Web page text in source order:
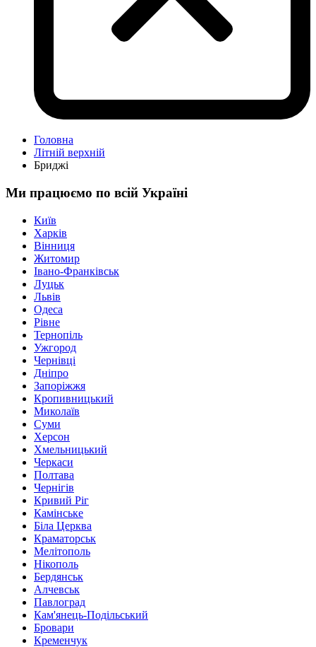
Головна
Літній верхній
Бриджі
Ми працюємо по всій Україні
Київ
Харків
Вінниця
Житомир
Івано-Франківськ
Луцьк
Львів
Одеса
Рівне
Тернопіль
Ужгород
Чернівці
Дніпро
Запоріжжя
Кропивницький
Миколаїв
Суми
Херсон
Хмельницький
Черкаси
Полтава
Чернігів
Кривий Ріг
Камінське
Біла Церква
Краматорськ
Мелітополь
Нікополь
Бердянськ
Алчевськ
Павлоград
Кам'янець-Подільський
Бровари
Кременчук